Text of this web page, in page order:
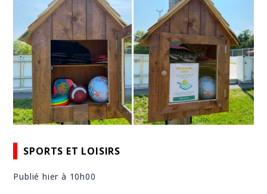
SPORTS ET LOISIRS
Publié hier à 10h00